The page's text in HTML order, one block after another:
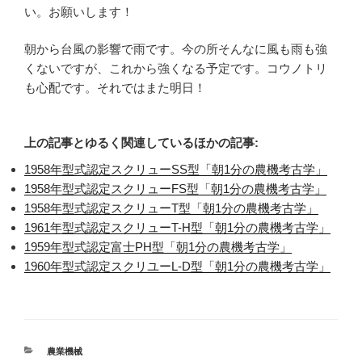
い。お願いします！
朝から台風の影響で雨です。今の所そんなに風も雨も強
くないですが、これから強くなる予定です。コウノトリ
も心配です。それではまた明日！
上の記事とゆるく関連しているほかの記事:
1958年型式認定スクリューSS型「朝1分の農機考古学」
1958年型式認定スクリューFS型「朝1分の農機考古学」
1958年型式認定スクリューT型「朝1分の農機考古学」
1961年型式認定スクリューT-H型「朝1分の農機考古学」
1959年型式認定富士PH型「朝1分の農機考古学」
1960年型式認定スクリユーL-D型「朝1分の農機考古学」
カ
農業機械